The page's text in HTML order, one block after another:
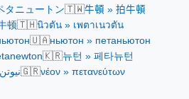
タニュートン🇹🇼牛頓 » 拍牛頓
顿🇹🇭นิวตัน » เพตาเนวตัน
🇺🇦ньютон » петаньютон
🇰🇷뉴턴 » 페타뉴턴
🇬🇷νέον » πετανεύτων